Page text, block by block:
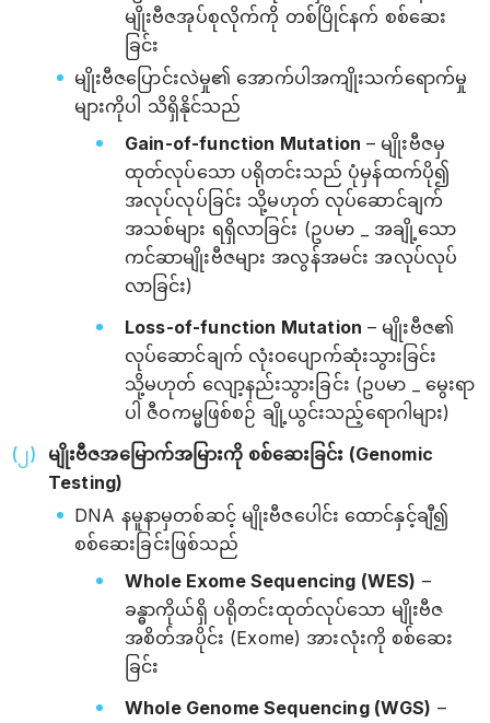
မျိုးဗီဇအုပ်စုလိုက်ကို တစ်ပြိုင်နက် စစ်ဆေး
ခြင်း
မျိုးဗီဇပြောင်းလဲမှု၏ အောက်ပါအကျိုးသက်ရောက်မှု
များကိုပါ သိရှိနိုင်သည်
Gain-of-function Mutation – မျိုးဗီဇမှ
ထုတ်လုပ်သော ပရိုတင်းသည် ပုံမှန်ထက်ပို၍
အလုပ်လုပ်ခြင်း သို့မဟုတ် လုပ်ဆောင်ချက်
အသစ်များ ရရှိလာခြင်း (ဥပမာ _ အချို့သော
ကင်ဆာမျိုးဗီဇများ အလွန်အမင်း အလုပ်လုပ်
လာခြင်း)
Loss-of-function Mutation – မျိုးဗီဇ၏
လုပ်ဆောင်ချက် လုံးဝပျောက်ဆုံးသွားခြင်း
သို့မဟုတ် လျော့နည်းသွားခြင်း (ဥပမာ _ မွေးရာ
ပါ ဇီဝကမ္မဖြစ်စဉ် ချို့ယွင်းသည့်ရောဂါများ)
မျိုးဗီဇအမြောက်အမြားကို စစ်ဆေးခြင်း (Genomic
Testing)
DNA နမူနာမှတစ်ဆင့် မျိုးဗီဇပေါင်း ထောင်နှင့်ချီ၍
စစ်ဆေးခြင်းဖြစ်သည်
Whole Exome Sequencing (WES) –
ခန္ဓာကိုယ်ရှိ ပရိုတင်းထုတ်လုပ်သော မျိုးဗီဇ
အစိတ်အပိုင်း (Exome) အားလုံးကို စစ်ဆေး
ခြင်း
Whole Genome Sequencing (WGS) –